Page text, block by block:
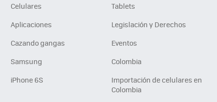
Celulares
Tablets
Aplicaciones
Legislación y Derechos
Cazando gangas
Eventos
Samsung
Colombia
iPhone 6S
Importación de celulares en
Colombia